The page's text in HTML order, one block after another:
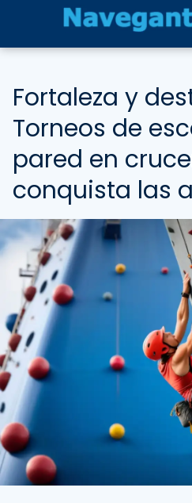
Fortaleza y
Torneos de
pared en
conquista las